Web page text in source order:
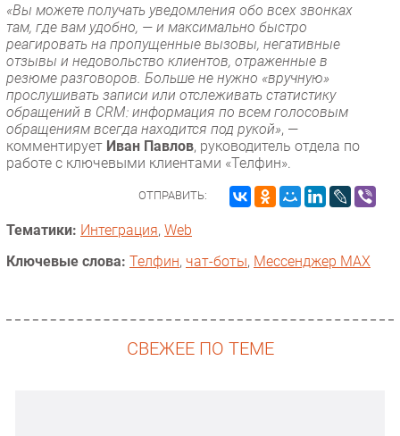
Новости
Аналитика
Интервью
Мероприятия
Проекты
IT класс
Тестовый стенд
Каталог компаний
«Вы можете получать уведомления обо всех звонках
там, где вам удобно, — и максимально быстро
реагировать на пропущенные вызовы, негативные
отзывы и недовольство клиентов, отраженные в
резюме разговоров. Больше не нужно «вручную»
прослушивать записи или отслеживать статистику
обращений в CRM: информация по всем голосовым
обращениям всегда находится под рукой», —
комментирует Иван Павлов, руководитель отдела по
работе с ключевыми клиентами «Телфин».
ОТПРАВИТЬ:
Тематики: Интеграция, Web
Ключевые слова: Телфин, чат-боты, Мессенджер MAX
СВЕЖЕЕ ПО ТЕМЕ